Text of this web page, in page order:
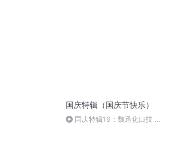
国庆特辑（国庆节快乐）
国庆特辑16：魏迅化口技 二